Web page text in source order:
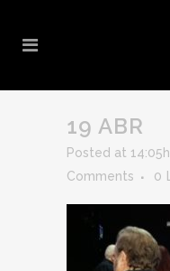
19 ABR
Posted at 14:05h
Comments
0